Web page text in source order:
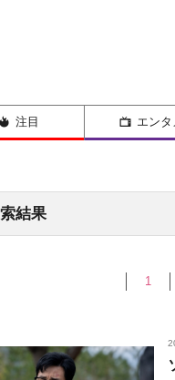
注目 エンタ
結果
1